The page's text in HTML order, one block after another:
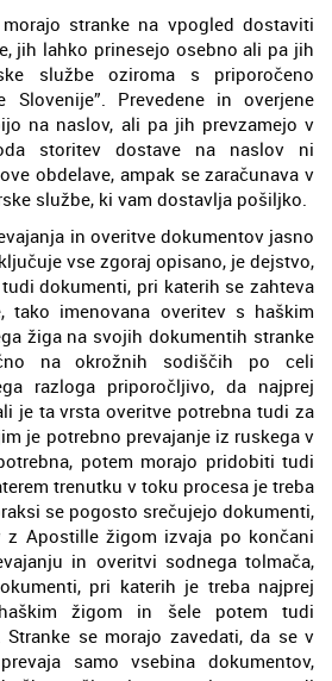
stranke na vpogled dostaviti
jih lahko prinesejo osebno ali pa jih
službe oziroma s priporočeno
Slovenije”. Prevedene in overjene
na naslov, ali pa jih prevzamejo v
storitev dostave na naslov ni
obdelave, ampak se zaračunava v
službe, ki vam dostavlja pošiljko.
in overitve dokumentov jasno
vse zgoraj opisano, je dejstvo,
dokumenti, pri katerih se zahteva
tako imenovana overitev s haškim
žiga na svojih dokumentih stranke
na okrožnih sodiščih po celi
razloga priporočljivo, da najprej
je ta vrsta overitve potrebna tudi za
je potrebno prevajanje iz ruskega v
potem morajo pridobiti tudi
trenutku v toku procesa je treba
se pogosto srečujejo dokumenti,
z Apostille žigom izvaja po končani
in overitvi sodnega tolmača,
pri katerih je treba najprej
žigom in šele potem tudi
Stranke se morajo zavedati, da se v
samo vsebina dokumentov,